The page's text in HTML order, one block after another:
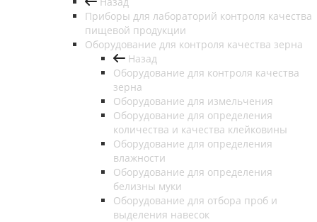
Приборы для лабораторий контроля качества
пищевой продукции
Оборудование для контроля качества зерна
Назад
Оборудование для контроля качества
зерна
Оборудование для измельчения
Оборудование для определения
количества и качества клейковины
Оборудование для определения
влажности
Оборудование для определения
белизны муки
Оборудование для отбора проб и
выделения навесок